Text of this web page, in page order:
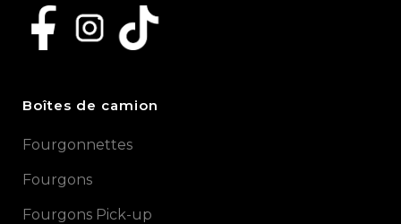
Boîtes de camion
Fourgonnettes
Fourgons
Fourgons Pick-up